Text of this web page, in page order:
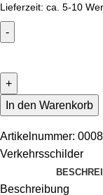
Lieferzeit: ca. 5-10
In den Warenkorb
Artikelnummer:
Verkehrsschilder
Beschreibung